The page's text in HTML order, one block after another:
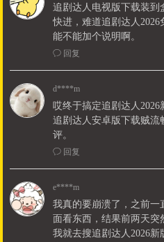
追剧达人电视版下载装到
快进，难道追剧达人2026
能不能加个说明啊。
ꂖ 回复
d****m
哎终于搞定追剧达人
追剧达人安卓版下载贼流
评。
ꂖ 回复
e****m
我真的要崩溃了，之前一
面看东西，结果前两天
我就去搜追剧达人2026